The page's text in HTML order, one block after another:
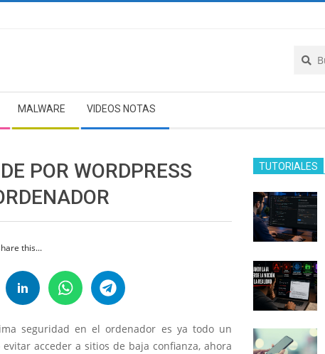
MALWARE VIDEOS NOTAS
POR WORDPRESS
this...
seguridad en el ordenador es ya todo un
acceder a sitios de baja confianza, ahora
TUTORIALES